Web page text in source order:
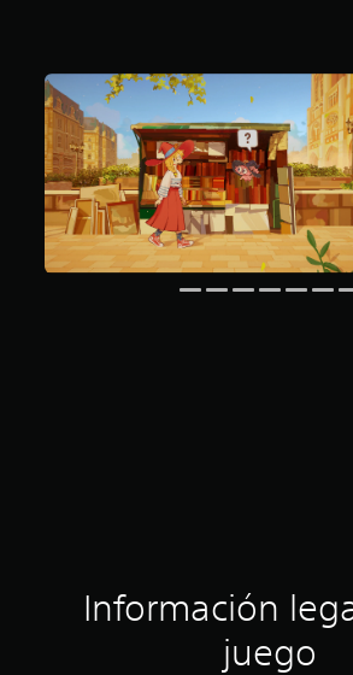
Información
juego